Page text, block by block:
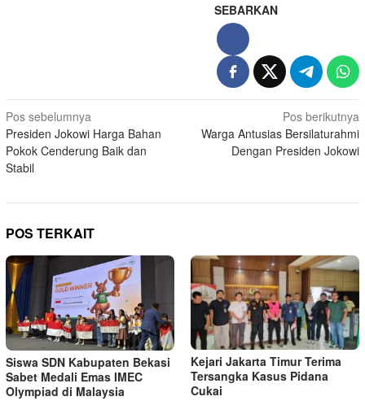
SEBARKAN
Navigasi
pos
Pos sebelumnya
Presiden Jokowi Harga Bahan
Pokok Cenderung Baik dan
Stabil
Pos berikutnya
Warga Antusias Bersilaturahmi
Dengan Presiden Jokowi
POS TERKAIT
Siswa SDN Kabupaten Bekasi
Sabet Medali Emas IMEC
Olympiad di Malaysia
Kejari Jakarta Timur Terima
Tersangka Kasus Pidana
Cukai